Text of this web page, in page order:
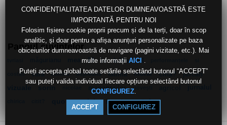
CONFIDENȚIALITATEA DATELOR DUMNEAVOASTRĂ ESTE
IMPORTANTĂ PENTRU NOI
Folosim fișiere cookie proprii precum și de la terți, doar în scop
analitic, și doar pentru a afișa anunțuri personalizate pe baza
obiceiurilor dumneavoastră de navigare (pagini vizitate, etc.). Mai
multe informații AICI .
Puteți accepta global toate setările selectând butonul “ACCEPT”
sau puteți valida individual fiecare opțiune selectând butonul
CONFIGUREZ.
ACCEPT CONFIGUREZ
Panoul cuvintelor
19 iv băhnărel
costas vară lumina impreuna fatima morar cina?
jurcan
managerilor poveşti
paralele invatamantul